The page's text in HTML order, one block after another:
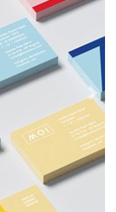
Next